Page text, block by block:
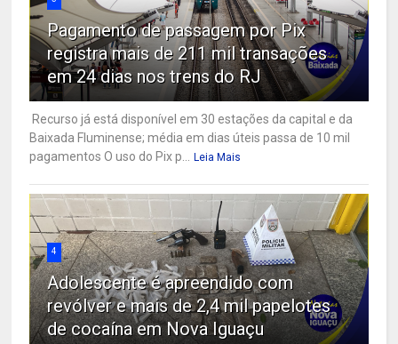
Pagamento de passagem por Pix
registra mais de 211 mil transações
em 24 dias nos trens do RJ
Recurso já está disponível em 30 estações da capital e da
Baixada Fluminense; média em dias úteis passa de 10 mil
pagamentos O uso do Pix p...
Leia Mais
4
Adolescente é apreendido com
revólver e mais de 2,4 mil papelotes
de cocaína em Nova Iguaçu